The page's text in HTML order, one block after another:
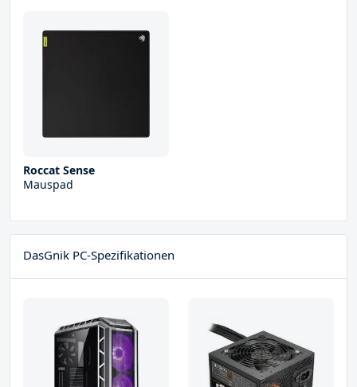
Roccat Sense
Mauspad
DasGnik PC-Spezifikationen